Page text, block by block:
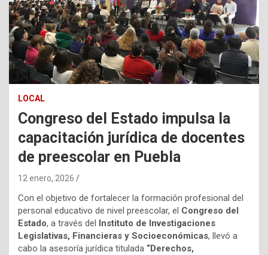
LOCAL
Congreso del Estado impulsa la
capacitación jurídica de docentes
de preescolar en Puebla
12 enero, 2026
Con el objetivo de fortalecer la formación profesional del
personal educativo de nivel preescolar, el Congreso del
Estado, a través del Instituto de Investigaciones
Legislativas, Financieras y Socioeconómicas, llevó a
cabo la asesoría jurídica titulada “Derechos,